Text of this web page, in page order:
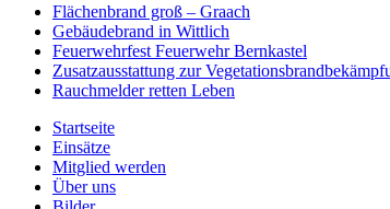
Flächenbrand groß – Graach
Gebäudebrand in Wittlich
Feuerwehrfest Feuerwehr Bernkastel
Zusatzausstattung zur
Rauchmelder retten Leben
Startseite
Einsätze
Mitglied werden
Über uns